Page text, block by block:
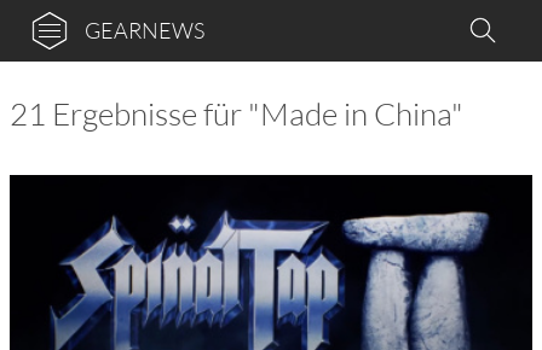
GEARNEWS
21 Ergebnisse für "Made in China"